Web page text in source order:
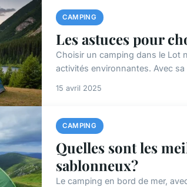
CAMPING
Les astuces pour
Choisir un camping dans le Lot
activités environnantes. Avec
15 avril 2025
CAMPING
Quelles sont les
sablonneux?
Le camping en bord de mer,